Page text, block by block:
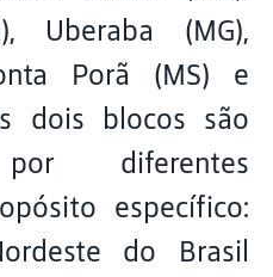
Uberaba (MG),
Porã (MS) e
dois blocos são
por diferentes
específico:
do Brasil